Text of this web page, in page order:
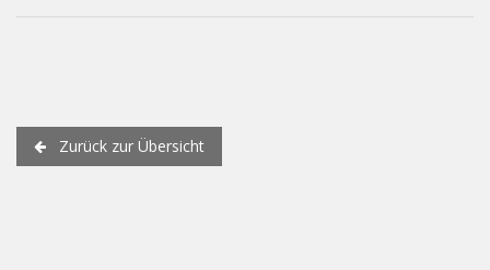
Zurück zur Übersicht